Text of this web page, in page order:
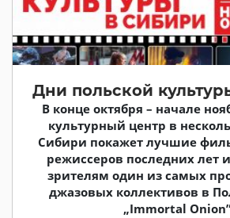
Дни польской
В конце октября – начале
культурный центр в
Сибири покажет лучшие
режиссеров последних лет
зрителям один из самых
джазовых коллективов в
„Immortal